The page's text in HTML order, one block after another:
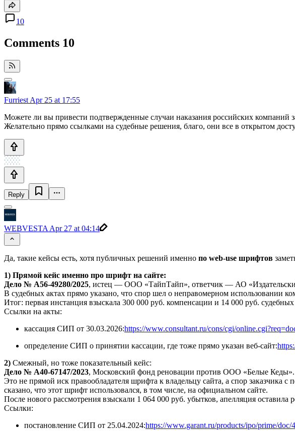
10
Comments 10
Furriest Apr 25 at 17:55
Можете ли вы привести подтвержденные случаи наказания российских
Желательно прямо ссылками на судебные решения, благо, они все в открытом
Reply
WEBVESTA Apr 27 at 04:14
Да, такие кейсы есть, хотя публичных решений именно по web‑use шрифтов
1) Прямой кейс именно про шрифт на сайте:
Дело № А56-49280/2025, истец — ООО «ТайпТайп», ответчик — АО
В судебных актах прямо указано, что спор шел о неправомерном использовании
Итог: первая инстанция взыскала 300 000 руб. компенсации и 14 000 руб.
Ссылки на акты:
кассация СИП от 30.03.2026:https://www.consultant.ru/cons/cgi/
определение СИП о принятии кассации, где тоже прямо указан веб‑сайт:
2) Смежный, но тоже показательный кейс:
Дело № А40-67147/2023, Московский фонд реновации против ООО «Белые Кеды».
Это не прямой иск правообладателя шрифта к владельцу сайта, а спор
сказано, что этот шрифт использовался, в том числе, на официальном сайте.
После нового рассмотрения взыскали 1 064 000 руб. убытков, апелляция оставила
Ссылки:
постановление СИП от 25.04.2024:https://www.garant.ru/products/ipo/prime/doc/